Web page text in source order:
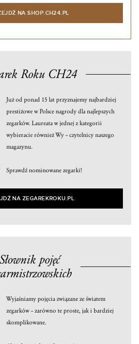
NA SHOP.CH24.PL
Roku CH24
Już od ponad 15 lat przyznajemy najbardziej
prestiżowe w Polsce nagrody dla najlepszych
zegarków. Laureata w jednej z kategorii
wybieracie również Wy – czytelnicy naszego
magazynu.
Sprawdź nominowane zegarki!
NA ZEGAREKROKU.PL
Słownik pojęć
Wyjaśniamy pojęcia związane ze światem
zegarków – zarówno te proste, jak i bardziej
skomplikowane.